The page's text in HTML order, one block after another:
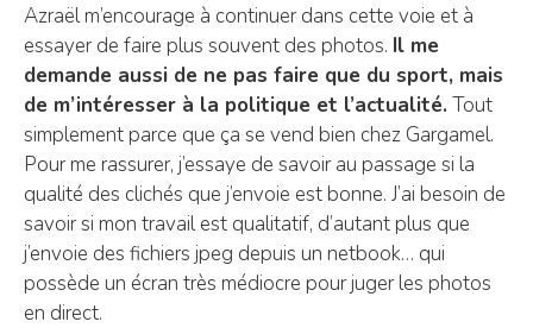
Azraël m’encourage à continuer dans cette voie et à
essayer de faire plus souvent des photos. Il me
demande aussi de ne pas faire que du sport, mais
de m’intéresser à la politique et l’actualité. Tout
simplement parce que ça se vend bien chez Gargamel.
Pour me rassurer, j’essaye de savoir au passage si la
qualité des clichés que j’envoie est bonne. J’ai besoin de
savoir si mon travail est qualitatif, d’autant plus que
j’envoie des fichiers jpeg depuis un netbook… qui
possède un écran très médiocre pour juger les photos
en direct.